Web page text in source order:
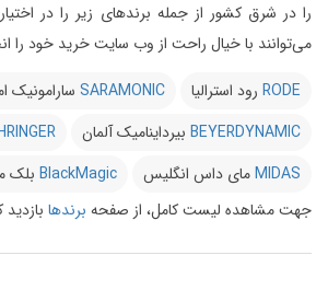
را در شرق کشور از جمله برندهای زیر را در
می‌توانند با خیال راحت از وب سایت خرید خود را
RODE رود استرالیا SARAMONIC سارامونیک
BEYERDYNAMIC بیرداینامیک آلمان
MIDASمای داس انگلیس BlackMagic بلک
جهت مشاهده لیست کامل، از صفحه برندها بازدید